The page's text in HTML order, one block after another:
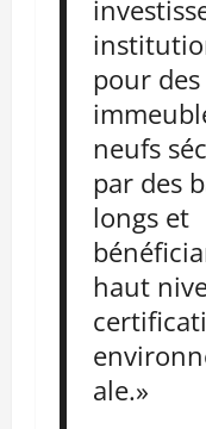
pour des
neufs
par des
longs et
haut
ale.»